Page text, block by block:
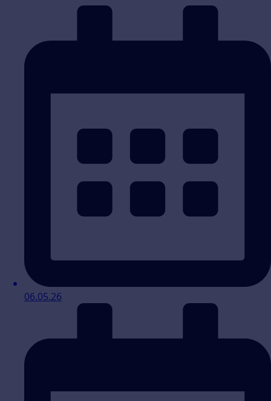
06.05.26